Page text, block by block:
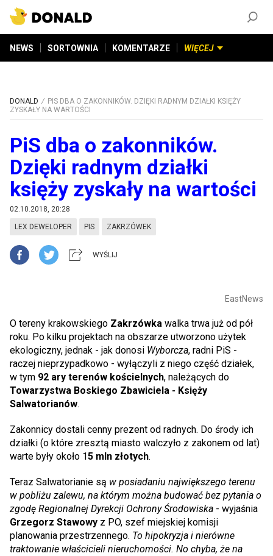
NEWS SORTOWNIA KOMENTARZE WIĘCEJ
DONALD
PIS DBA O ZAKONNIKÓW. DZIĘKI RADNYM DZIAŁKI KSIĘŻY
ZYSKAŁY NA WARTOŚCI
PiS dba o zakonników.
Dzięki radnym działki
księży zyskały na wartości
02.10.2018, 20:28
LEX DEWELOPER PIS ZAKRZÓWEK
WYŚLIJ
EastNews
O tereny krakowskiego Zakrzówka walka trwa już od pół
roku. Po kilku projektach na obszarze utworzono użytek
ekologiczny, jednak - jak donosi Wyborcza, radni PiS -
raczej nieprzypadkowo - wyłączyli z niego część działek,
w tym 92 ary terenów kościelnych, należących do
Towarzystwa Boskiego Zbawiciela - Księży
Salwatorianów.
Zakonnicy dostali cenny prezent od radnych. Do środy ich
działki (o które zresztą miasto walczyło z zakonem od lat)
warte były około 15 mln złotych.
Teraz Salwatorianie są w posiadaniu największego terenu
w pobliżu zalewu, na którym można budować bez pytania o
zgodę Regionalnej Dyrekcji Ochrony Środowiska - wyjaśnia
Grzegorz Stawowy z PO, szef miejskiej komisji
planowania przestrzennego. To hipokryzja i nierówne
traktowanie właścicieli nieruchomości. No chyba, że na